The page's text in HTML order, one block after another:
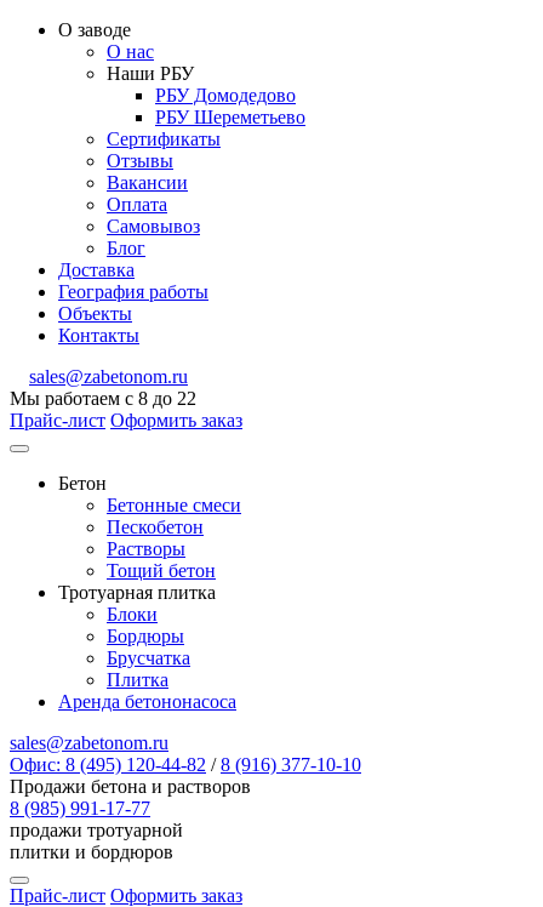
О заводе
О нас
Наши РБУ
РБУ Домодедово
РБУ Шереметьево
Сертификаты
Отзывы
Вакансии
Оплата
Самовывоз
Блог
Доставка
География работы
Объекты
Контакты
sales@zabetonom.ru
Мы работаем с 8 до 22
Прайс-лист Оформить заказ
Бетон
Бетонные смеси
Пескобетон
Растворы
Тощий бетон
Тротуарная плитка
Блоки
Бордюры
Брусчатка
Плитка
Аренда бетононасоса
sales@zabetonom.ru
Офис: 8 (495) 120-44-82 / 8 (916) 377-10-10
Продажи бетона и растворов
8 (985) 991-17-77
продажи тротуарной
плитки и бордюров
Прайс-лист Оформить заказ